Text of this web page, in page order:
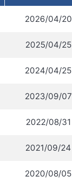
2026/04/20
2025/04/25
2024/04/25
2023/09/07
2022/08/31
2021/09/24
2020/08/05